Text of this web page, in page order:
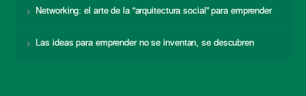
Networking: el arte de la “arquitectura social” para emprender
Las ideas para emprender no se inventan, se descubren